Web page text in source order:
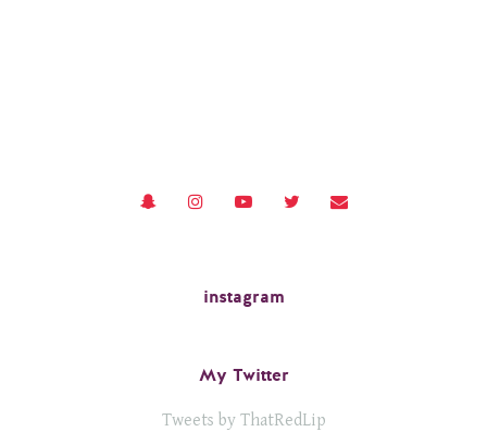
instagram
My Twitter
Tweets by ThatRedLip